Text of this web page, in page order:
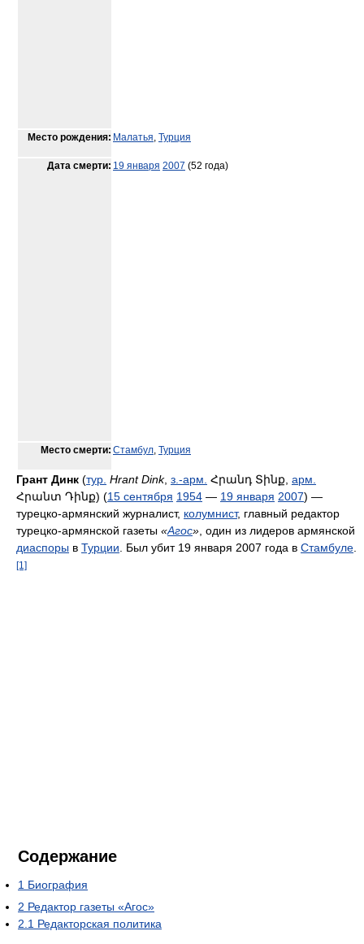
Место рождения: Малатья, Турция
Дата смерти: 19 января 2007 (52 года)
Место смерти: Стамбул, Турция
Грант Динк (тур. Hrant Dink, з.-арм. Հրանդ Տինք арм.
Հրանտ Դինք) (15 сентября 1954 — 19 января 2007) —
турецко-армянский журналист, колумнист, главный редактор
турецко-армянской газеты «Агос» , один из лидеров армянской
диаспоры в Турции . Был убит 19 января 2007 года в Стамбуле
[1]
Содержание
1 Биография
2 Редактор газеты «Агос»
2.1 Редакторская политика